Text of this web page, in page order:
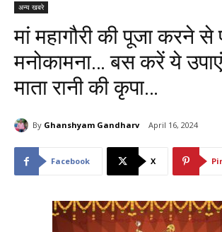
अन्य खबरे
मां महागौरी की पूजा करने से
मनोकामना… बस करें ये
माता रानी की कृपा…
By Ghanshyam Gandharv April 16, 2024
Facebook X